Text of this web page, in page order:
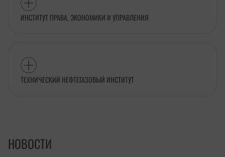
ИНСТИТУТ ПРАВА, ЭКОНОМИКИ И УПРАВЛЕНИЯ
ТЕХНИЧЕСКИЙ НЕФТЕГАЗОВЫЙ ИНСТИТУТ
НОВОСТИ